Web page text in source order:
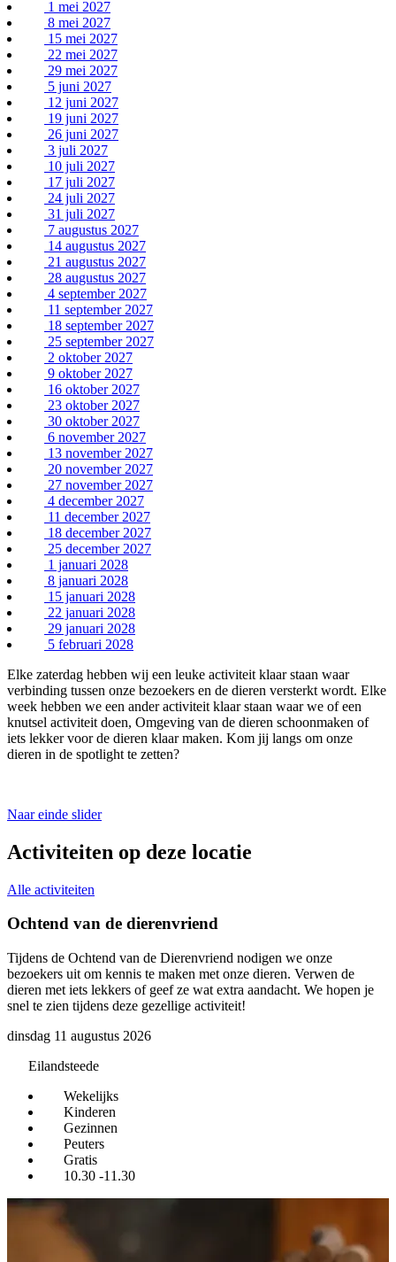
1 mei 2027
8 mei 2027
15 mei 2027
22 mei 2027
29 mei 2027
5 juni 2027
12 juni 2027
19 juni 2027
26 juni 2027
3 juli 2027
10 juli 2027
17 juli 2027
24 juli 2027
31 juli 2027
7 augustus 2027
14 augustus 2027
21 augustus 2027
28 augustus 2027
4 september 2027
11 september 2027
18 september 2027
25 september 2027
2 oktober 2027
9 oktober 2027
16 oktober 2027
23 oktober 2027
30 oktober 2027
6 november 2027
13 november 2027
20 november 2027
27 november 2027
4 december 2027
11 december 2027
18 december 2027
25 december 2027
1 januari 2028
8 januari 2028
15 januari 2028
22 januari 2028
29 januari 2028
5 februari 2028
Elke zaterdag hebben wij een leuke activiteit klaar staan waar
verbinding tussen onze bezoekers en de dieren versterkt wordt. Elke
week hebben we een ander activiteit klaar staan waar we of een
knutsel activiteit doen, Omgeving van de dieren schoonmaken of
iets lekker voor de dieren klaar maken. Kom jij langs om onze
dieren in de spotlight te zetten?
Naar einde slider
Activiteiten op deze locatie
Alle activiteiten
Ochtend van de dierenvriend
Tijdens de Ochtend van de Dierenvriend nodigen we onze
bezoekers uit om kennis te maken met onze dieren. Verwen de
dieren met iets lekkers of geef ze wat extra aandacht. We hopen je
snel te zien tijdens deze gezellige activiteit!
dinsdag 11 augustus 2026
Eilandsteede
Wekelijks
Kinderen
Gezinnen
Peuters
Gratis
10.30 -11.30